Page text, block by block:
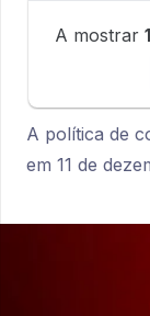
A mostrar 1
A política de
em 11 de